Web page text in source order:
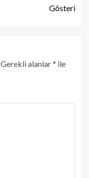
Gösteri
Gerekli alanlar* ile